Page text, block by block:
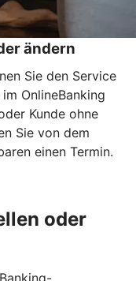
ändern
Sie den Service
OnlineBanking
Kunde ohne
Sie von dem
einen Termin.
oder